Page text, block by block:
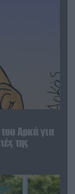
Αρκά για
της